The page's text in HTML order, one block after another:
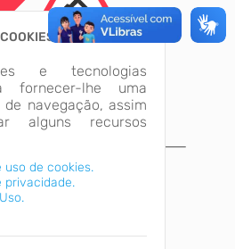
foi
e tecnologias
fornecer-lhe uma
navegação, assim
alguns recursos
uso de cookies.
privacidade.